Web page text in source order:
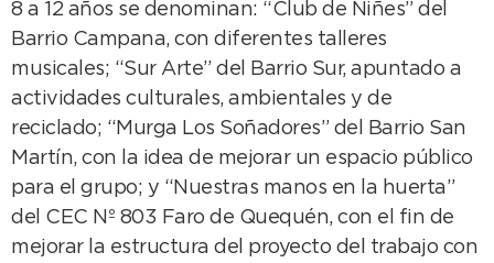
8 a 12 años se denominan: “Club de Niñes” del
Barrio Campana, con diferentes talleres
musicales; “Sur Arte” del Barrio Sur, apuntado a
actividades culturales, ambientales y de
reciclado; “Murga Los Soñadores” del Barrio San
Martín, con la idea de mejorar un espacio público
para el grupo; y “Nuestras manos en la huerta”
del CEC Nº 803 Faro de Quequén, con el fin de
mejorar la estructura del proyecto del trabajo con